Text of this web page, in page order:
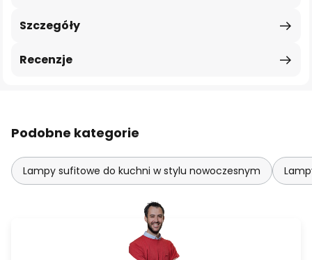
Szczegóły
Recenzje
Podobne kategorie
Lampy sufitowe do kuchni w stylu nowoczesnym